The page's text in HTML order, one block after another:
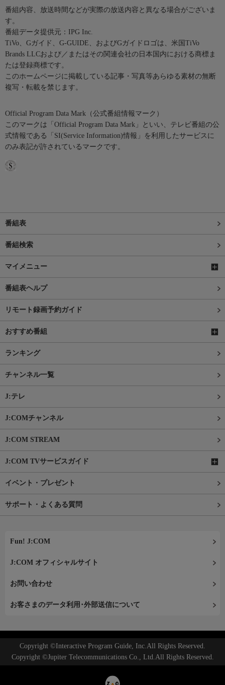
番組内容、放送時間などが実際の放送内容と異なる場合がございま
す。
番組データ提供元：IPG Inc.
TiVo、Gガイド、G-GUIDE、およびGガイドロゴは、米国TiVo
Brands LLCおよび／またはその関連会社の日本国内における商標ま
たは登録商標です。
このホームページに掲載している記事・写真等あらゆる素材の無断
複写・転載を禁じます。
Official Program Data Mark（公式番組情報マーク）
このマークは「Official Program Data Mark」といい、テレビ番組の公
式情報である「SI(Service Information)情報」を利用したサービスに
のみ表記が許されているマークです。
番組表
番組検索
マイメニュー
番組表ヘルプ
リモート録画予約ガイド
おすすめ番組
ランキング
チャンネル一覧
J:テレ
J:COMチャンネル
J:COM STREAM
J:COM TVサービスガイド
イベント・プレゼント
サポート・よくある質問
Fun! J:COM
J:COM オフィシャルサイト
お問い合わせ
お客さまのデータ利用･外部送信について
Copyright ©Interactive Program Guide, Inc.All Rights Reserved.
Copyright ©Jupiter Telecommunications Co., Ltd.All Rights Reserved.